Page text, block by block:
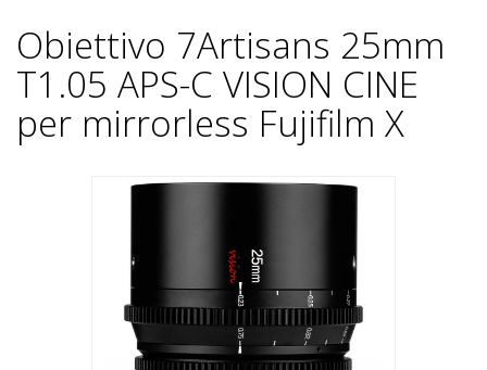
Obiettivo 7Artisans 25mm
T1.05 APS-C VISION CINE
per mirrorless Fujifilm X